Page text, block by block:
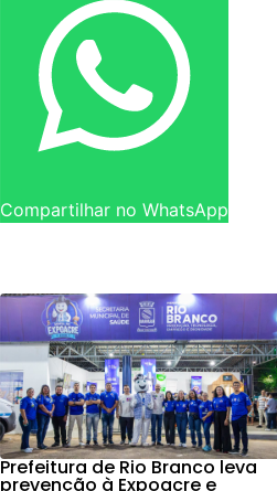
Compartilhar no WhatsApp
Prefeitura de Rio Branco leva
prevenção à Expoacre e